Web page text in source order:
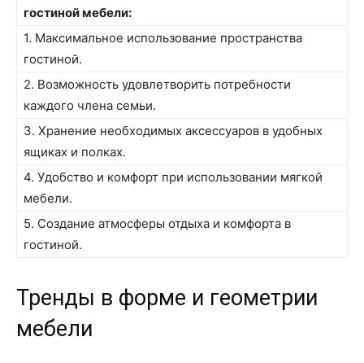
гостиной мебели:
1. Максимальное использование пространства
гостиной.
2. Возможность удовлетворить потребности
каждого члена семьи.
3. Хранение необходимых аксессуаров в удобных
ящиках и полках.
4. Удобство и комфорт при использовании мягкой
мебели.
5. Создание атмосферы отдыха и комфорта в
гостиной.
Тренды в форме и геометрии
мебели